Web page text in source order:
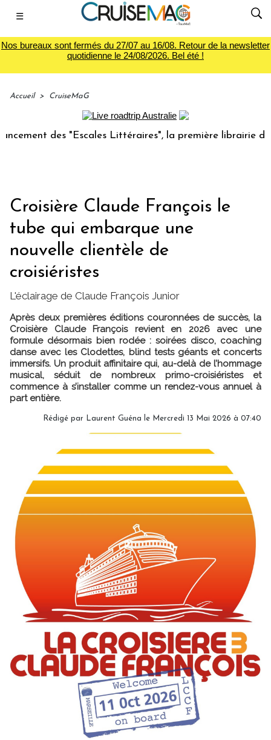
☰
Nos bureaux sont fermés du 27/07 au 16/08. Retour de la newsletter
quotidienne le 24/08/2026. Bel été !
Accueil > CruiseMaG
des "Escales Littéraires", la première librairie du voyage
Croisière Claude François le
tube qui embarque une
nouvelle clientèle de
croisiéristes
L'éclairage de Claude François Junior
Après deux premières éditions couronnées de succès, la
Croisière Claude François revient en 2026 avec une
formule désormais bien rodée : soirées disco, coaching
danse avec les Clodettes, blind tests géants et concerts
immersifs. Un produit affinitaire qui, au-delà de l’hommage
musical, séduit de nombreux primo-croisiéristes et
commence à s’installer comme un rendez-vous annuel à
part entière.
Rédigé par Laurent Guéna le Mercredi 13 Mai 2026 à 07:40